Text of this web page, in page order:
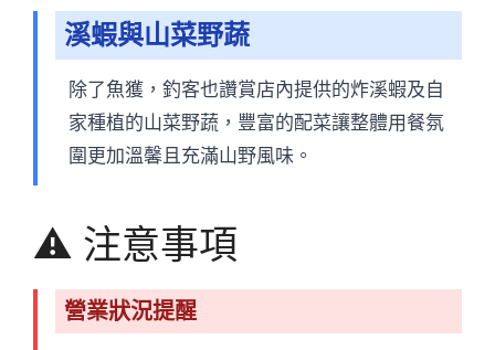
溪蝦與山菜野蔬
除了魚獲，釣客也讚賞店內提供的炸溪蝦及自
家種植的山菜野蔬，豐富的配菜讓整體用餐氛
圍更加溫馨且充滿山野風味。
⚠️ 注意事項
營業狀況提醒